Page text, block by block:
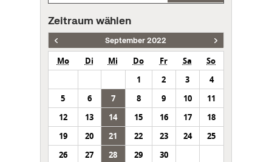
Zeitraum wählen
September 2022
Mo Di Mi Do Fr Sa
So
1
2 3
4
5
6 7 8 9 10
11
12
13 14 15 16 17
18
19
20 21 22 23 24
25
26
27 28 29 30